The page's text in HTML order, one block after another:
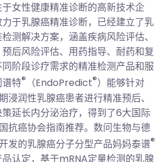
女性健康精准诊断的高新技术企
于乳腺癌精准诊断，已经建立了乳
测解决方案，涵盖疾病风险评估、
后风险评估、用药指导、耐药和复
阶段诊疗需求的精准检测产品和服
特® （EndoPredict®）能够针对
浸润性乳腺癌患者进行精准预后、
延长内分泌治疗，得到了6大国际
抗癌协会指南推荐。数问生物与德
发的乳腺癌分子分型产品妈妈泰谱®
认定，基于mRNA定量检测的乳腺